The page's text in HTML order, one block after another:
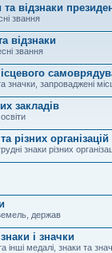
відзнаки
звання
відзнаки
звання
значки, запроваджені
закладів
різних організацій
знаки різних
держав
і значки
інші медалі, знаки та